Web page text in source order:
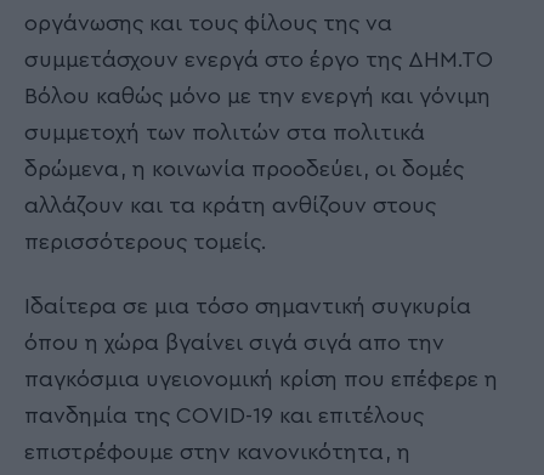
οργάνωσης και τους φίλους της να
συμμετάσχουν ενεργά στο έργο της ΔΗΜ.ΤΟ
Βόλου καθώς μόνο με την ενεργή και γόνιμη
συμμετοχή των πολιτών στα πολιτικά
δρώμενα, η κοινωνία προοδεύει, οι δομές
αλλάζουν και τα κράτη ανθίζουν στους
περισσότερους τομείς.
Ιδαίτερα σε μια τόσο σημαντική συγκυρία
όπου η χώρα βγαίνει σιγά σιγά απο την
παγκόσμια υγειονομική κρίση που επέφερε η
πανδημία της COVID-19 και επιτέλους
επιστρέφουμε στην κανονικότητα, η